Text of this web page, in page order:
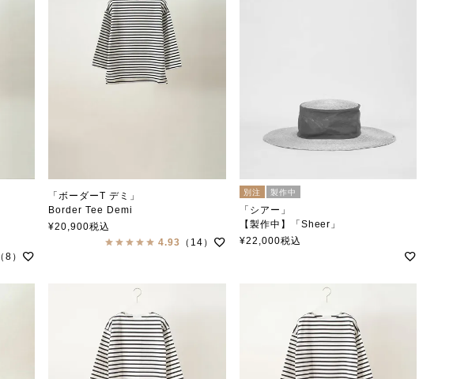
（8）
「ボーダーT デミ」
Border Tee Demi
soutiencollar（ステンカラー）
¥20,900税込
4.93 （14）
別注 製作中
「シアー」
【製作中】「Sheer」
soutiencollar×tocit
¥22,000税込